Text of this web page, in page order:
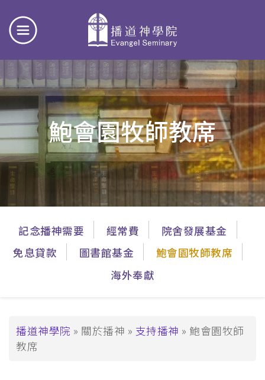
鮑會園牧師教席
導
記念播神需要 經常費
院舍發展基金
免息貸款
圖書館基金
鮑會園牧師教席
海外奉獻
導
航
播道神學院 關於播神 支持播神
鮑會園牧師
教席